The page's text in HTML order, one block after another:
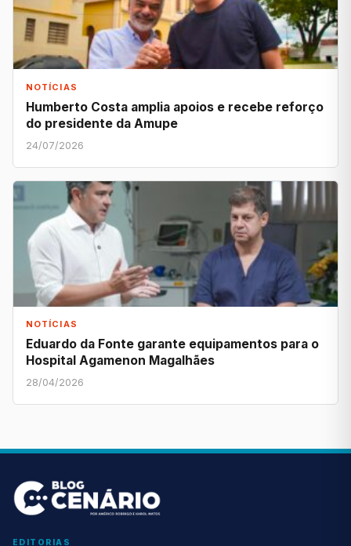
NOTÍCIAS
Humberto Costa amplia apoios e recebe reforço
do presidente da Amupe
24/07/2026
NOTÍCIAS
Eduardo da Fonte garante equipamentos para o
Hospital Agamenon Magalhães
28/04/2026
EDITORIAS